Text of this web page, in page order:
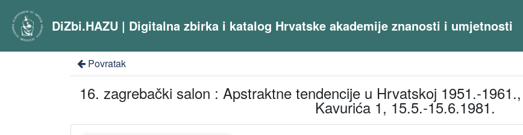
DiZbi.HAZU | Digitalna zbirka i katalog Hrvatske akademije znanosti i umjetnosti
Povratak
16. zagrebački salon : Apstraktne tendencije u Hrvatskoj 1951.-
Kavurića 1, 15.5.-15.6.1981.